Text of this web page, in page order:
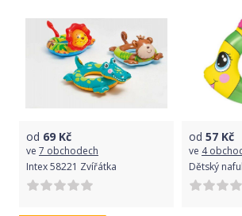
od 69 Kč
ve 7 obchodech
Intex 58221 Zvířátka
od 57 Kč
ve 4